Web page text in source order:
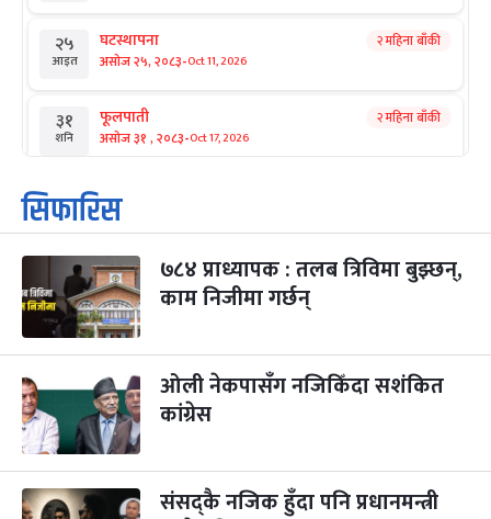
२५
आइत
घटस्थापना
असोज २५, २०८३-Oct 11, 2026
२ महिना बाँकी
३१
शनि
फूलपाती
असोज ३१ , २०८३-Oct 17, 2026
२ महिना बाँकी
१
आइत
कार्तिक सङ्क्रान्ति
कार्तिक १, २०८३
३
मंगल
महानवमी
कार्तिक ३, २०८३-Oct 20, 2026
२ महिना बाँकी
४
कार्तिक ४, २०८३ Oct 21, 2026
५
बिहि
पापा‌ङ्कुशा एकादशी व्रत
कार्तिक ५, २०८३
२२ कुकुर तिहार ३ महिना बाँकी
सिफारिस
७८४ प्राध्यापक : तलब त्रिविमा बुझ्छन्,
काम निजीमा गर्छन्
ओली नेकपासँग नजिकिँदा सशंकित
कांग्रेस
संसद्कै नजिक हुँदा पनि प्रधानमन्त्री